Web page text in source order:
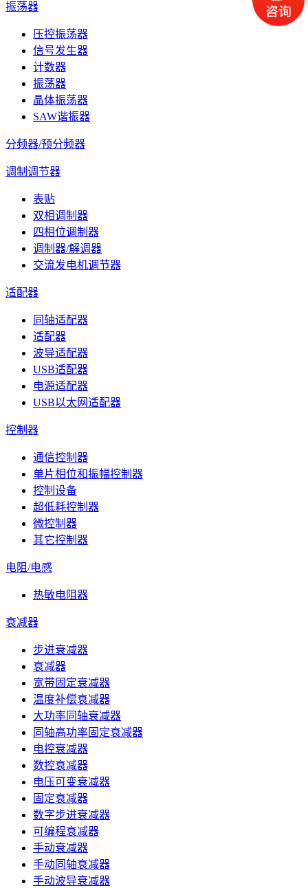
振荡器
压控振荡器
信号发生器
计数器
振荡器
晶体振荡器
SAW谐振器
分频器/预分频器
调制调节器
表贴
双相调制器
四相位调制器
调制器/解调器
交流发电机调节器
适配器
同轴适配器
适配器
波导适配器
USB适配器
电源适配器
USB以太网适配器
控制器
通信控制器
单片相位和振幅控制器
控制设备
超低耗控制器
微控制器
其它控制器
电阻/电感
热敏电阻器
衰减器
步进衰减器
衰减器
宽带固定衰减器
温度补偿衰减器
大功率同轴衰减器
同轴高功率固定衰减器
电控衰减器
数控衰减器
电压可变衰减器
固定衰减器
数字步进衰减器
可编程衰减器
手动衰减器
手动同轴衰减器
手动波导衰减器